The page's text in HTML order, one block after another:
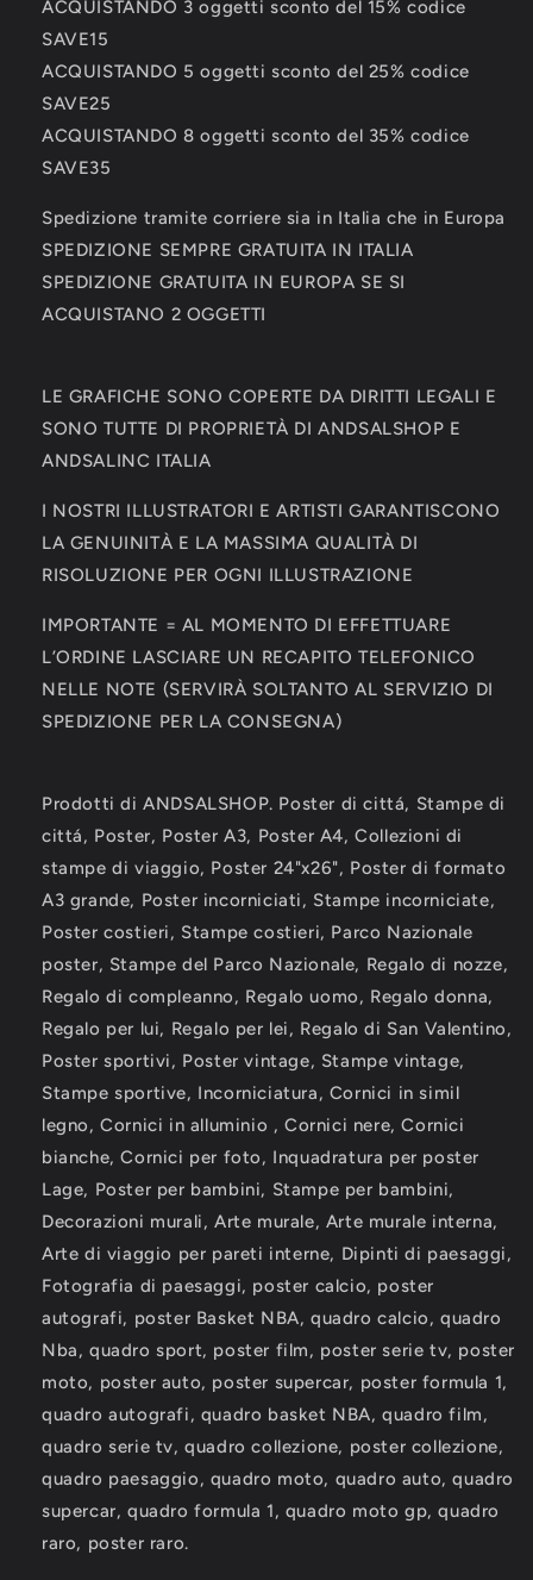
ACQUISTANDO 3 oggetti sconto del 15% codice
SAVE15
ACQUISTANDO 5 oggetti sconto del 25% codice
SAVE25
ACQUISTANDO 8 oggetti sconto del 35% codice
SAVE35
Spedizione tramite corriere sia in Italia che in Europa
SPEDIZIONE SEMPRE GRATUITA IN ITALIA
SPEDIZIONE GRATUITA IN EUROPA SE SI
ACQUISTANO 2 OGGETTI
LE GRAFICHE SONO COPERTE DA DIRITTI LEGALI E
SONO TUTTE DI PROPRIETÀ DI ANDSALSHOP E
ANDSALINC ITALIA
I NOSTRI ILLUSTRATORI E ARTISTI GARANTISCONO
LA GENUINITÀ E LA MASSIMA QUALITÀ DI
RISOLUZIONE PER OGNI ILLUSTRAZIONE
IMPORTANTE = AL MOMENTO DI EFFETTUARE
L’ORDINE LASCIARE UN RECAPITO TELEFONICO
NELLE NOTE (SERVIRÀ SOLTANTO AL SERVIZIO DI
SPEDIZIONE PER LA CONSEGNA)
Prodotti di ANDSALSHOP. Poster di cittá, Stampe di
cittá, Poster, Poster A3, Poster A4, Collezioni di
stampe di viaggio, Poster 24"x26", Poster di formato
A3 grande, Poster incorniciati, Stampe incorniciate,
Poster costieri, Stampe costieri, Parco Nazionale
poster, Stampe del Parco Nazionale, Regalo di nozze,
Regalo di compleanno, Regalo uomo, Regalo donna,
Regalo per lui, Regalo per lei, Regalo di San Valentino,
Poster sportivi, Poster vintage, Stampe vintage,
Stampe sportive, Incorniciatura, Cornici in simil
legno, Cornici in alluminio , Cornici nere, Cornici
bianche, Cornici per foto, Inquadratura per poster
Lage, Poster per bambini, Stampe per bambini,
Decorazioni murali, Arte murale, Arte murale interna,
Arte di viaggio per pareti interne, Dipinti di paesaggi,
Fotografia di paesaggi, poster calcio, poster
autografi, poster Basket NBA, quadro calcio, quadro
Nba, quadro sport, poster film, poster serie tv, poster
moto, poster auto, poster supercar, poster formula 1,
quadro autografi, quadro basket NBA, quadro film,
quadro serie tv, quadro collezione, poster collezione,
quadro paesaggio, quadro moto, quadro auto, quadro
supercar, quadro formula 1, quadro moto gp, quadro
raro, poster raro.